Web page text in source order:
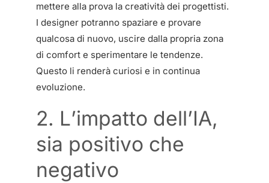
mettere alla prova la creatività dei progettisti.
I designer potranno spaziare e provare
qualcosa di nuovo, uscire dalla propria zona
di comfort e sperimentare le tendenze.
Questo li renderà curiosi e in continua
evoluzione.
2. L’impatto dell’IA,
sia positivo che
negativo